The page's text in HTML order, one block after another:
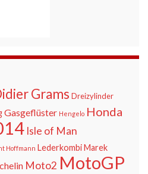
Grams Dreizylinder
Gasgeflüster Hengelo Honda
Isle of Man
Hoffmann LederkombiMarek
Moto2 MotoGP